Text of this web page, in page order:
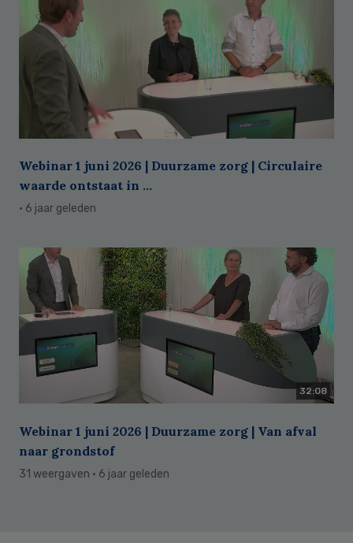
Webinar 1 juni 2026 | Duurzame zorg | Circulaire
waarde ontstaat in ...
· 6 jaar geleden
32:08
Webinar 1 juni 2026 | Duurzame zorg | Van afval
naar grondstof
31 weergaven · 6 jaar geleden